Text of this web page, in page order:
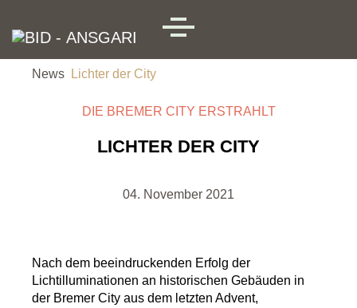
MENU
News Lichter der City
DIE BREMER CITY ERSTRAHLT
LICHTER DER CITY
04. November 2021
Nach dem beeindruckenden Erfolg der
Lichtilluminationen an historischen Gebäuden in
der Bremer City aus dem letzten Advent,